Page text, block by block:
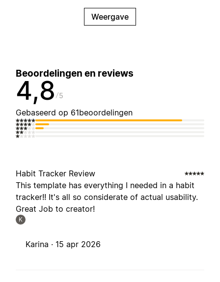
Weergave
Beoordelingen en reviews
4,8 5
Gebaseerd op 61beoordelingen
Habit Tracker Review
This template has everything I needed in a habit
tracker!! It's all so considerate of actual usability.
Great Job to creator!
K
Karina · 15 apr 2026